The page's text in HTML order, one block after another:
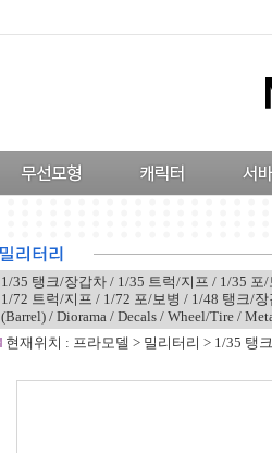
1/35 탱크/장갑차 / 1/35 트럭/지프 / 1/35 포/
1/72 트럭/지프 / 1/72 포/보병 / 1/48 탱크/
(Barrel) / Diorama / Decals / Wheel/Tire /
현재위치 : 프라모델 > 밀리터리 > 1/35 탱